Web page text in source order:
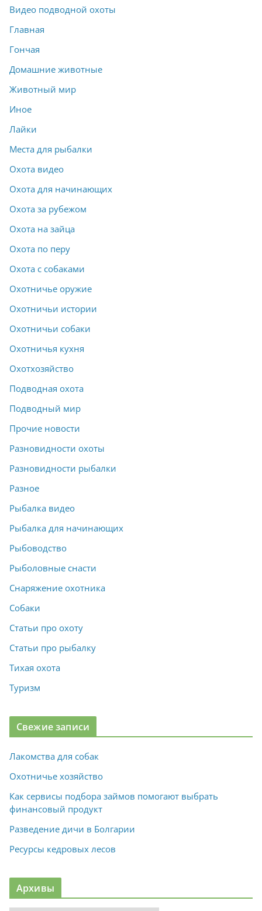
Видео подводной охоты
Главная
Гончая
Домашние животные
Животный мир
Иное
Лайки
Места для рыбалки
Охота видео
Охота для начинающих
Охота за рубежом
Охота на зайца
Охота по перу
Охота с собаками
Охотничье оружие
Охотничьи истории
Охотничьи собаки
Охотничья кухня
Охотхозяйство
Подводная охота
Подводный мир
Прочие новости
Разновидности охоты
Разновидности рыбалки
Разное
Рыбалка видео
Рыбалка для начинающих
Рыбоводство
Рыболовные снасти
Снаряжение охотника
Собаки
Статьи про охоту
Статьи про рыбалку
Тихая охота
Туризм
Свежие записи
Лакомства для собак
Охотничье хозяйство
Как сервисы подбора займов помогают выбрать
финансовый продукт
Разведение дичи в Болгарии
Ресурсы кедровых лесов
Архивы